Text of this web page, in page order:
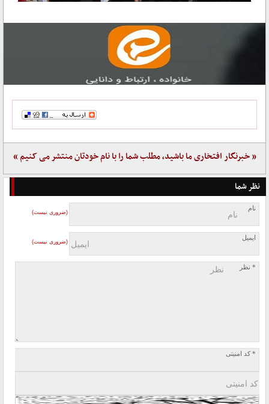
« خبرنگار افتخاری ما باشید، مطلب شما را با نام خودتان منتشر می کنیم »
نظر شما
نام
(ضروری نیست)
ایمیل
(ضروری نیست)
* نظر
* کد امنیتی